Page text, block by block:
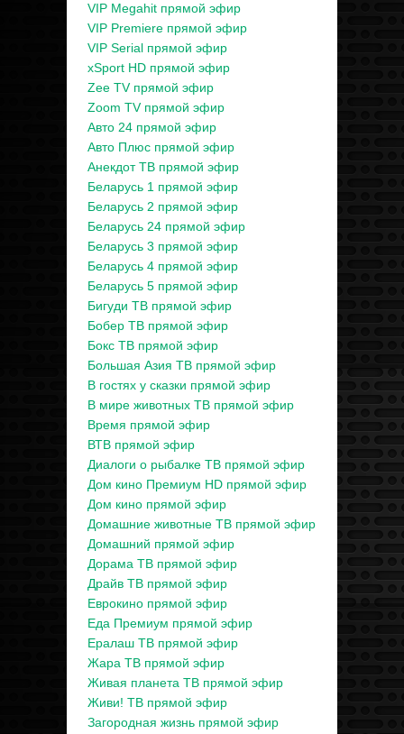
VIP Megahit прямой эфир
VIP Premiere прямой эфир
VIP Serial прямой эфир
xSport HD прямой эфир
Zee TV прямой эфир
Zoom TV прямой эфир
Авто 24 прямой эфир
Авто Плюс прямой эфир
Анекдот ТВ прямой эфир
Беларусь 1 прямой эфир
Беларусь 2 прямой эфир
Беларусь 24 прямой эфир
Беларусь 3 прямой эфир
Беларусь 4 прямой эфир
Беларусь 5 прямой эфир
Бигуди ТВ прямой эфир
Бобер ТВ прямой эфир
Бокс ТВ прямой эфир
Большая Азия ТВ прямой эфир
В гостях у сказки прямой эфир
В мире животных ТВ прямой эфир
Время прямой эфир
ВТВ прямой эфир
Диалоги о рыбалке ТВ прямой эфир
Дом кино Премиум HD прямой эфир
Дом кино прямой эфир
Домашние животные ТВ прямой эфир
Домашний прямой эфир
Дорама ТВ прямой эфир
Драйв ТВ прямой эфир
Еврокино прямой эфир
Еда Премиум прямой эфир
Ералаш ТВ прямой эфир
Жара ТВ прямой эфир
Живая планета ТВ прямой эфир
Живи! ТВ прямой эфир
Загородная жизнь прямой эфир